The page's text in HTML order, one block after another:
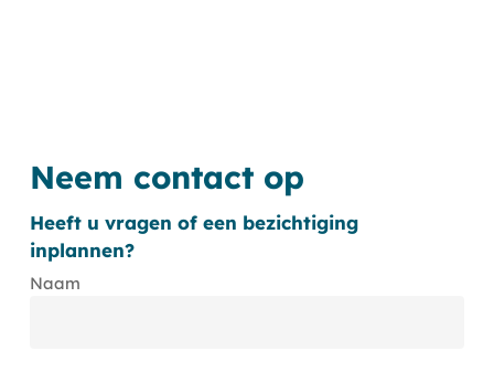
Neem contact op
Heeft u vragen of een bezichtiging
inplannen?
Naam